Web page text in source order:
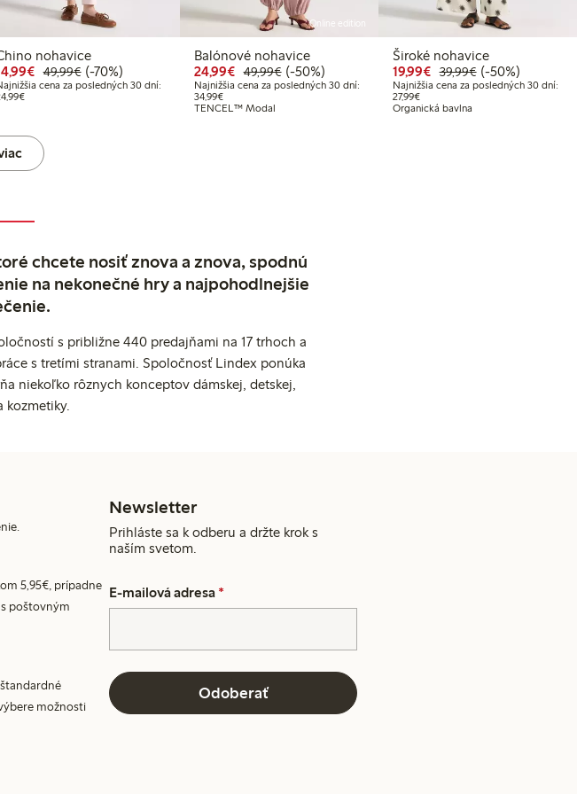
€
nohavice
Zvýhodnená cena: 14,99 €
49,99€Bežná cena: 49,99 €
70% zľava
(-70%)
cena za posledných 30 dní:
Najnižšia cena za posledných 30 dní: 24,99 €
Online edition
Balónové nohavice
24,99€ Zvýhodnená cena: 24,99 €
49,99€Bežná cena: 49,99 €
50% zľava
(-50%)
Najnižšia cena za posledných 30 dní:
34,99€Najnižšia cena za posledných 30 dní: 34,99 €
TENCEL™ Modal
Široké nohavice
19,99€ Zvýhodnená cena:
39,99€Bežná cena:
50% zľava
(-50%)
Najnižšia cena za posledných 30 dní:
27,99€Najnižšia cena za posledných 30
Organická bavlna
chcete nosiť znova a znova, spodnú
na nekonečné hry a najpohodlnejšie
s približne 440 predajňami na 17 trhoch a
s tretími stranami. Spoločnosť Lindex ponúka
niekoľko rôznych konceptov dámskej, detskej,
kozmetiky.
5,95€, prípadne
poštovným
možnosti
Newsletter
Prihláste sa k odberu a držte krok s
naším svetom.
E-mailová adresa *
Odoberať